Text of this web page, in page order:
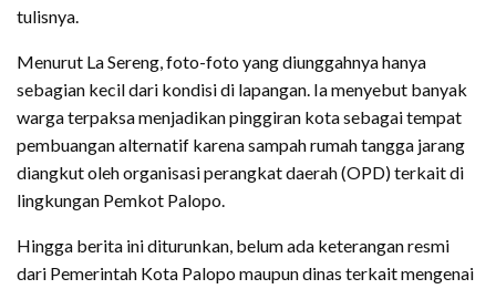
tulisnya.
Menurut La Sereng, foto-foto yang diunggahnya hanya
sebagian kecil dari kondisi di lapangan. Ia menyebut banyak
warga terpaksa menjadikan pinggiran kota sebagai tempat
pembuangan alternatif karena sampah rumah tangga jarang
diangkut oleh organisasi perangkat daerah (OPD) terkait di
lingkungan Pemkot Palopo.
Hingga berita ini diturunkan, belum ada keterangan resmi
dari Pemerintah Kota Palopo maupun dinas terkait mengenai